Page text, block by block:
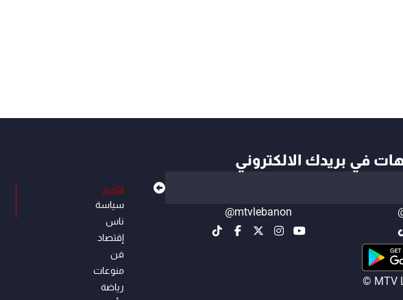
في بريدك الالكتروني
@mtvlebanon
© MTV
الأخبار
سياسة
ناس
إقتصاد
فن
منوعات
رياضة